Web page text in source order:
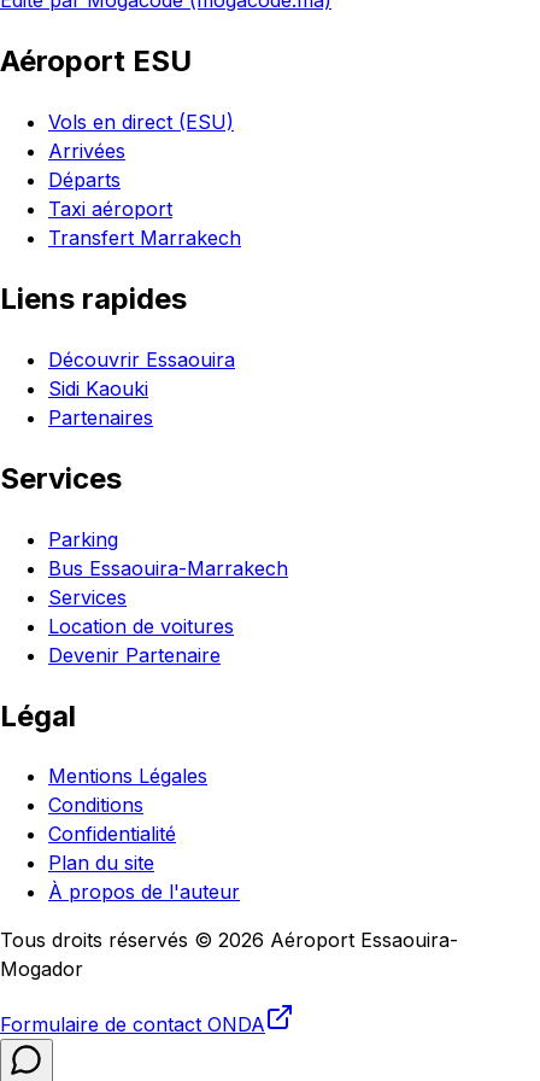
Aéroport ESU
Vols en direct (ESU)
Arrivées
Départs
Taxi aéroport
Transfert Marrakech
Liens rapides
Découvrir Essaouira
Sidi Kaouki
Partenaires
Services
Parking
Bus Essaouira-Marrakech
Services
Location de voitures
Devenir Partenaire
Légal
Mentions Légales
Conditions
Confidentialité
Plan du site
À propos de l'auteur
Tous droits réservés © 2026 Aéroport Essaouira-
Mogador
Formulaire de contact ONDA